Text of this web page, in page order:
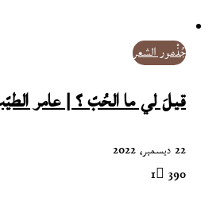
جُذْمور الشعر
قيلَ لي ما الحُبّ ؟ | عامر
22 ديسمبر، 2022
1 390